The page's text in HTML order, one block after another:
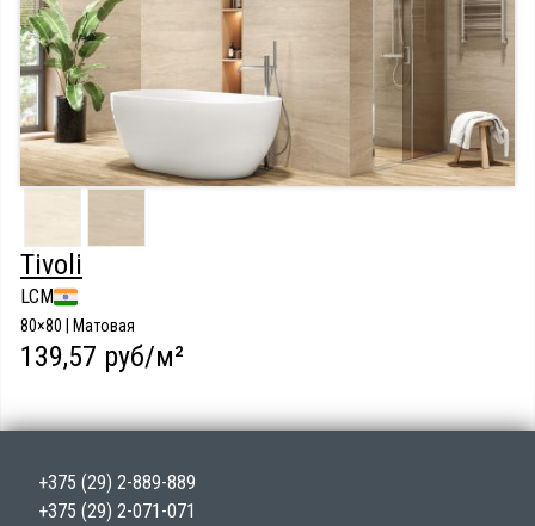
Tivoli
LCM
80×80 | Матовая
139,57 руб/м²
+375 (29) 2-889-889
+375 (29) 2-071-071